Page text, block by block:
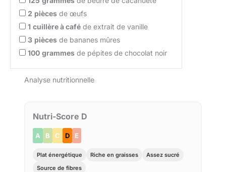
2 pièces de œufs
1 cuillère à café de extrait de vanille
3 pièces de bananes mûres
100 grammes de pépites de chocolat noir
Analyse nutritionnelle
Nutri-Score D
A B C D E
Plat énergétique Riche en graisses
Assez sucré
Source de fibres